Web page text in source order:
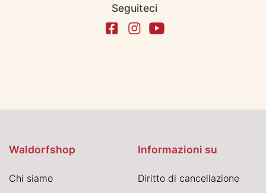
Seguiteci
Waldorfshop
Chi siamo
Informazioni su
Diritto di cancellazione